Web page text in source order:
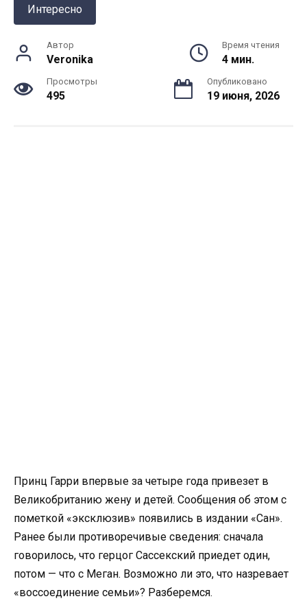
Интересно
Автор
Veronika
Время чтения
4 мин.
Просмотры
495
Опубликовано
19 июня, 2026
Принц Гарри впервые за четыре года привезет в
Великобританию жену и детей. Сообщения об этом с
пометкой «эксклюзив» появились в издании «Сан».
Ранее были противоречивые сведения: сначала
говорилось, что герцог Сассекский приедет один,
потом — что с Меган. Возможно ли это, что назревает
«воссоединение семьи»? Разберемся.